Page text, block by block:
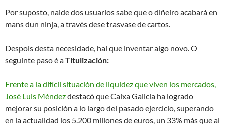
Por suposto, naide dos usuarios sabe que o diñeiro acabará en
mans dun ninja, a través dese trasvase de cartos.
Despois desta necesidade, hai que inventar algo novo. O
seguinte paso é aTitulización:
Frente a la difícil situación de liquidez que viven los mercados,
José Luis Méndezdestacó que Caixa Galicia ha logrado
mejorar su posición a lo largo del pasado ejercicio, superando
en la actualidad los 5.200 millones de euros, un 33% más que al